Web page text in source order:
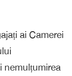
ai Camerei
nemulțumirea